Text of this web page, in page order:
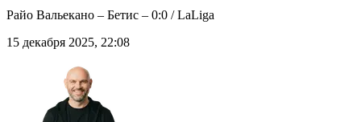
Райо Вальекано – Бетис – 0:0 / LaLiga
15 декабря 2025, 22:08